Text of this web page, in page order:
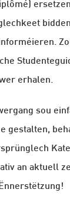
erhalen.
sou
gestalten,
an aktuell